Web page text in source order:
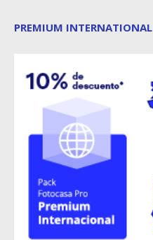
PREMIUM INTERNATIONAL